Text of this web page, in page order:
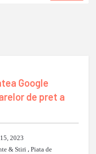
Google
de pret a
2023
& Stiri, Piata de